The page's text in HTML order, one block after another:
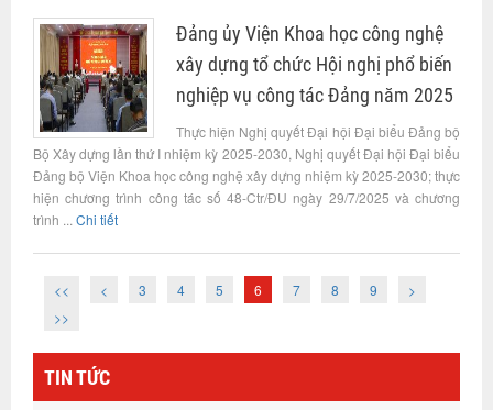
Đảng ủy Viện Khoa học công nghệ
xây dựng tổ chức Hội nghị phổ biến
nghiệp vụ công tác Đảng năm 2025
Thực hiện Nghị quyết Đại hội Đại biểu Đảng bộ
Bộ Xây dựng lần thứ I nhiệm kỳ 2025-2030, Nghị quyết Đại hội Đại biểu
Đảng bộ Viện Khoa học công nghệ xây dựng nhiệm kỳ 2025-2030; thực
hiện chương trình công tác số 48-Ctr/ĐU ngày 29/7/2025 và chương
trình ... Chi tiết
<< < 3 4 5 6 7 8 9
>
>>
TIN TỨC